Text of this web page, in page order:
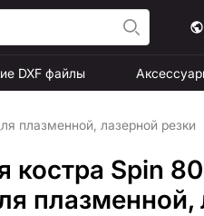
DXF файлы
плазменной, лазерной резки
костра Spin
плазменной,